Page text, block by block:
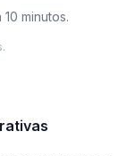
minutos.